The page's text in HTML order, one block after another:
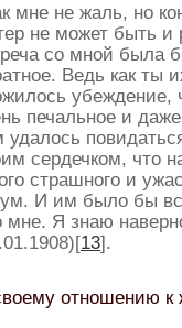
мне не жаль, но
не может быть и
со мной
Ведь как ты
убеждение,
печальное и
удалось
сердечком, что
страшного и
И им было бы
мне. Я знаю
13].
отношению к